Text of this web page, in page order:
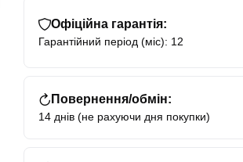
Офіційна гарантія:
Гарантійний період (міс): 12
Повернення/обмін:
14 днів (не рахуючи дня покупки)